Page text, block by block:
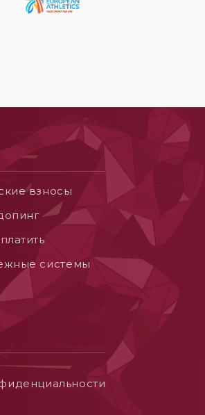
взносы
системы